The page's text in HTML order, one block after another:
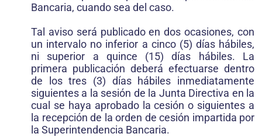
Bancaria, cuando sea del caso.
Tal aviso será publicado en dos ocasiones, con
un intervalo no inferior a cinco (5) días hábiles,
ni superior a quince (15) días hábiles. La
primera publicación deberá efectuarse dentro
de los tres (3) días hábiles inmediatamente
siguientes a la sesión de la Junta Directiva en la
cual se haya aprobado la cesión o siguientes a
la recepción de la orden de cesión impartida por
la Superintendencia Bancaria.